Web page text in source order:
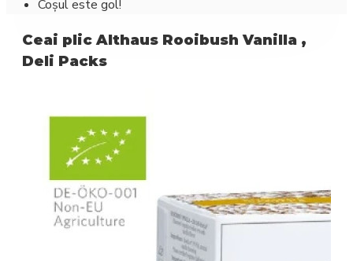
Coșul este gol!
Ceai plic Althaus Rooibush Vanilla ,
Deli Packs